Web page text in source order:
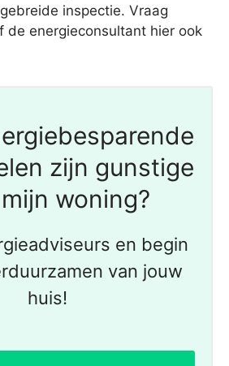
inspectie. Vraag
de energieconsultant hier ook
zijn gunstige
woning?
en begin
van jouw
huis!